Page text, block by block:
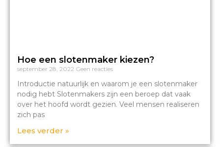
Hoe een slotenmaker kiezen?
september 28, 2022 Geen reacties
Introductie natuurlijk en waarom je een slotenmaker
nodig hebt Slotenmakers zijn een beroep dat vaak
over het hoofd wordt gezien. Veel mensen realiseren
zich pas
Lees verder »